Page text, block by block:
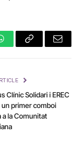
Copy
Email
Clínic Solidari i EREC
primer comboi
a la Comunitat